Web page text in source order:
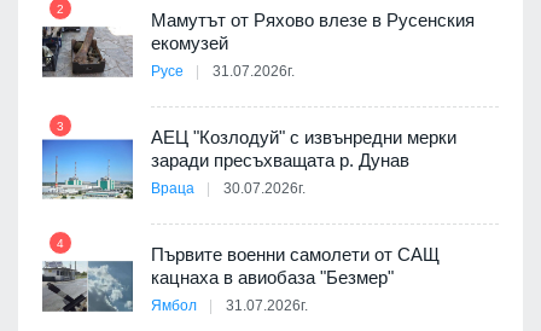
2
Мамутът от Ряхово влезе в Русенския
екомузей
Русе 31.07.2026г.
3
АЕЦ "Козлодуй" с извънредни мерки
заради пресъхващата р. Дунав
Враца 30.07.2026г.
4
Първите военни самолети от САЩ
кацнаха в авиобаза "Безмер"
Ямбол 31.07.2026г.